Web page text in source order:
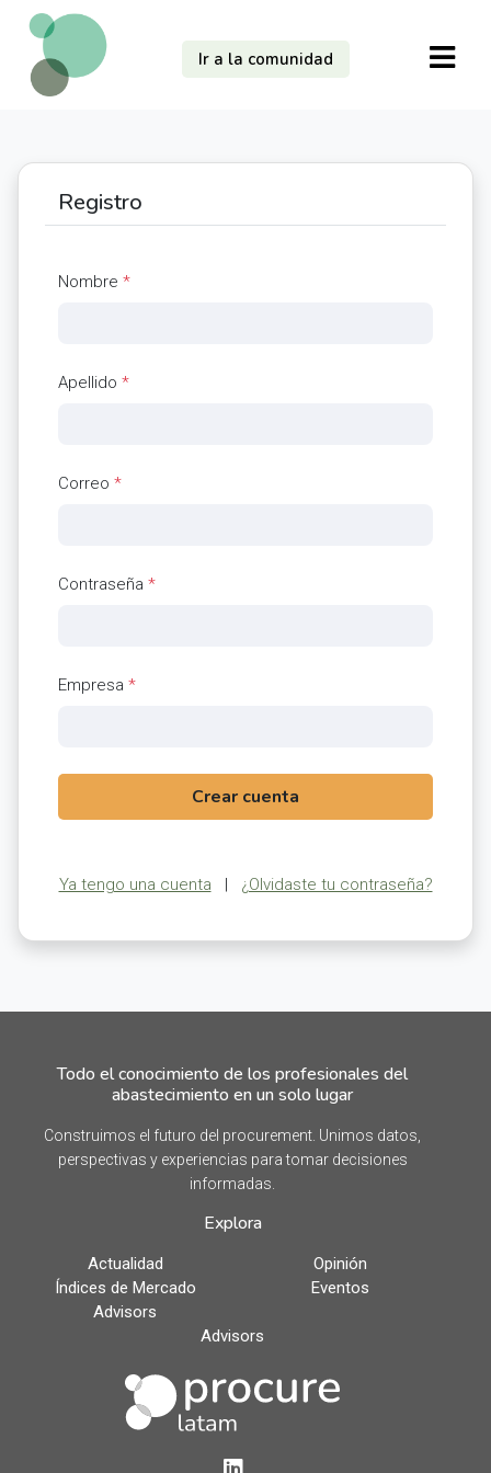
Ir a la comunidad
Registro
Nombre *
Apellido *
Correo *
Contraseña *
Empresa *
Crear cuenta
Ya tengo una cuenta | ¿Olvidaste tu contraseña?
Todo el conocimiento de los profesionales del
abastecimiento en un solo lugar
Construimos el futuro del procurement. Unimos datos,
perspectivas y experiencias para tomar decisiones
informadas.
Explora
Actualidad
Opinión
Índices de Mercado
Eventos
Advisors
Advisors
LinkedIn